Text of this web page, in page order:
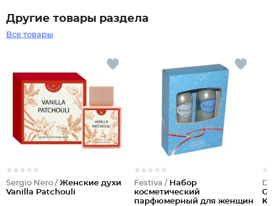
Другие товары раздела
Все товары
Sergio Nero / Женские духи
Vanilla Patchouli
Festiva / Набор
косметический
парфюмерный для женщин